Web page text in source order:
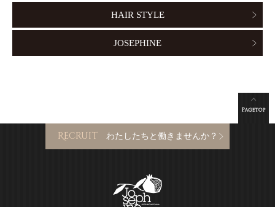
HAIR STYLE
JOSEPHINE
Recruit わたしたちと働きませんか？